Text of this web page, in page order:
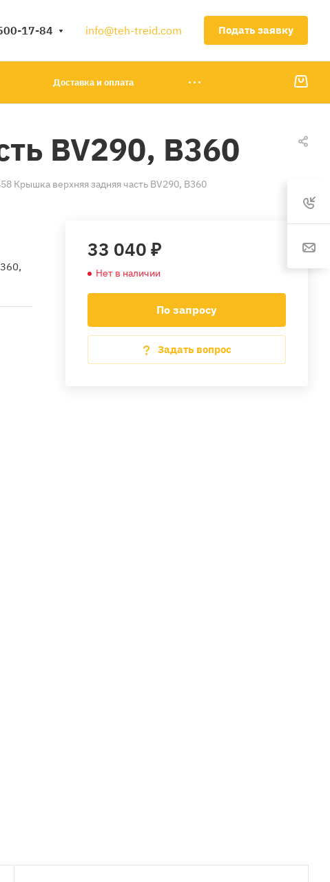
17-84 info@teh-treid.com Подать заявку
Доставка и оплата
BV290, B360
Крышка верхняя задняя часть BV290, B360
33 040 ₽
Нет в наличии
По запросу
Задать вопрос